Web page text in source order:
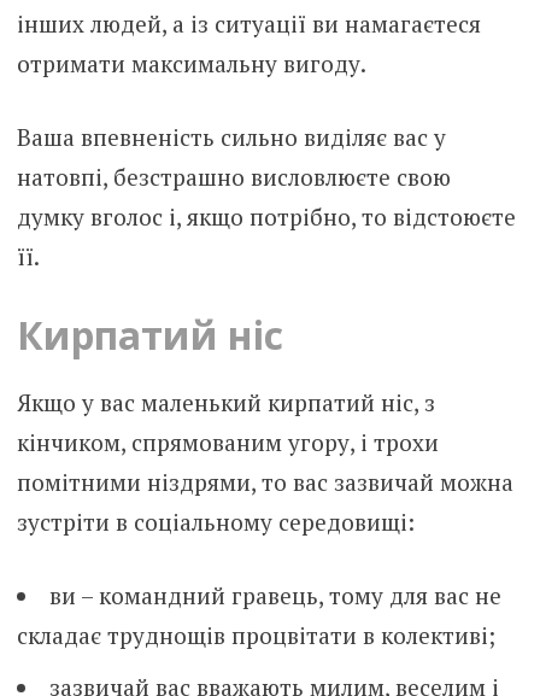
інших людей, а із ситуації ви намагаєтеся
отримати максимальну вигоду.
Ваша впевненість сильно виділяє вас у
натовпі, безстрашно висловлюєте свою
думку вголос і, якщо потрібно, то відстоюєте
її.
Кирпатий ніс
Якщо у вас маленький кирпатий ніс, з
кінчиком, спрямованим угору, і трохи
помітними ніздрями, то вас зазвичай можна
зустріти в соціальному середовищі:
ви – командний гравець, тому для вас не
складає труднощів процвітати в колективі;
зазвичай вас вважають милим, веселим і